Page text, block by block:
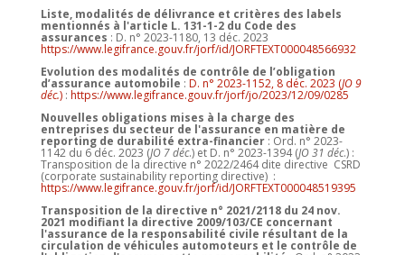
Liste, modalités de délivrance et critères des labels
mentionnés à l'article L. 131-1-2 du Code des
assurances : D. n° 2023-1180, 13 déc. 2023
https://www.legifrance.gouv.fr/jorf/id/JORFTEXT000048566932
Evolution des modalités de contrôle de l’obligation
d’assurance automobile : D. n° 2023-1152, 8 déc. 2023 (JO 9
déc.) : https://www.legifrance.gouv.fr/jorf/jo/2023/12/09/0285
Nouvelles obligations mises à la charge des
entreprises du secteur de l'assurance en matière de
reporting de durabilité extra-financier : Ord. n° 2023-
1142 du 6 déc. 2023 (JO 7 déc.) et D. n° 2023-1394 (JO 31 déc.) :
Transposition de la directive n° 2022/2464 dite directive CSRD
(corporate sustainability reporting directive) :
https://www.legifrance.gouv.fr/jorf/id/JORFTEXT000048519395
Transposition de la directive n° 2021/2118 du 24 nov.
2021 modifiant la directive 2009/103/CE concernant
l'assurance de la responsabilité civile résultant de la
circulation de véhicules automoteurs et le contrôle de